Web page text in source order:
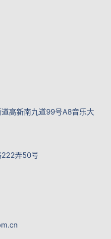
高新南九道99号A8音乐大
222弄50号